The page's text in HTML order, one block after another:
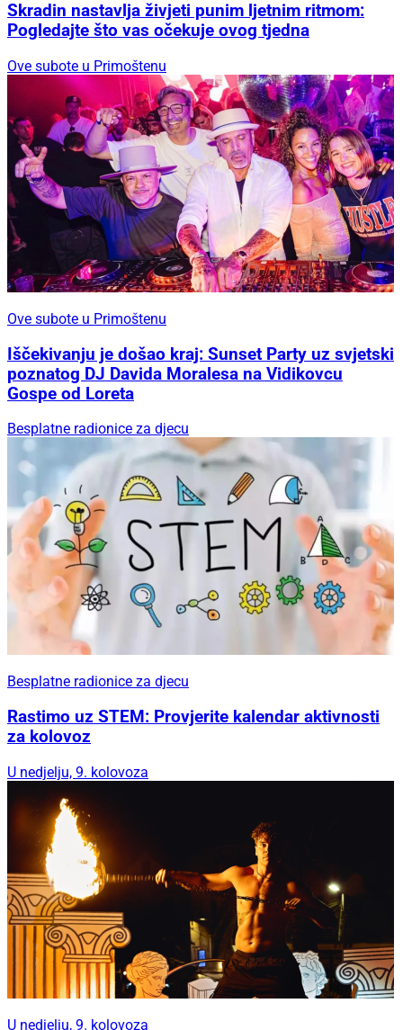
Skradin nastavlja živjeti punim ljetnim ritmom:
Pogledajte što vas očekuje ovog tjedna
Ove subote u Primoštenu
Ove subote u Primoštenu
Iščekivanju je došao kraj: Sunset Party uz svjetski
poznatog DJ Davida Moralesa na Vidikovcu
Gospe od Loreta
Besplatne radionice za djecu
Besplatne radionice za djecu
Rastimo uz STEM: Provjerite kalendar aktivnosti
za kolovoz
U nedjelju, 9. kolovoza
U nedjelju, 9. kolovoza